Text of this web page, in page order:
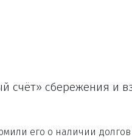
счёт» сбережения и
его о наличии